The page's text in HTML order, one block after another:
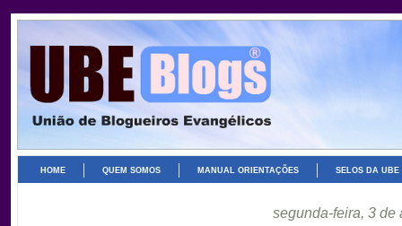
HOME QUEM SOMOS MANUAL ORIENTAÇÕES SELOS DA UBE
segunda-feira, 3 de